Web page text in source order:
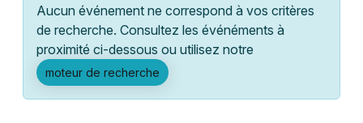
Activité & Expérience
Manifestations
Foires & salons
Lyon
Marseille
Mulhouse
Aucun événement ne correspond à vos critères
de recherche. Consultez les événéments à
proximité ci-dessous ou utilisez notre
moteur de recherche
Aujourd'hui
Demain Ce week-end Autre